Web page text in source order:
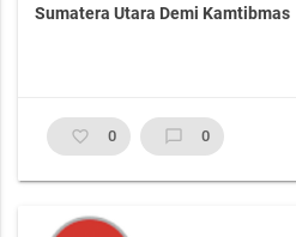
Sumatera Utara Demi Kamtibmas
favorite_border 0 chat_bubble_outline 0